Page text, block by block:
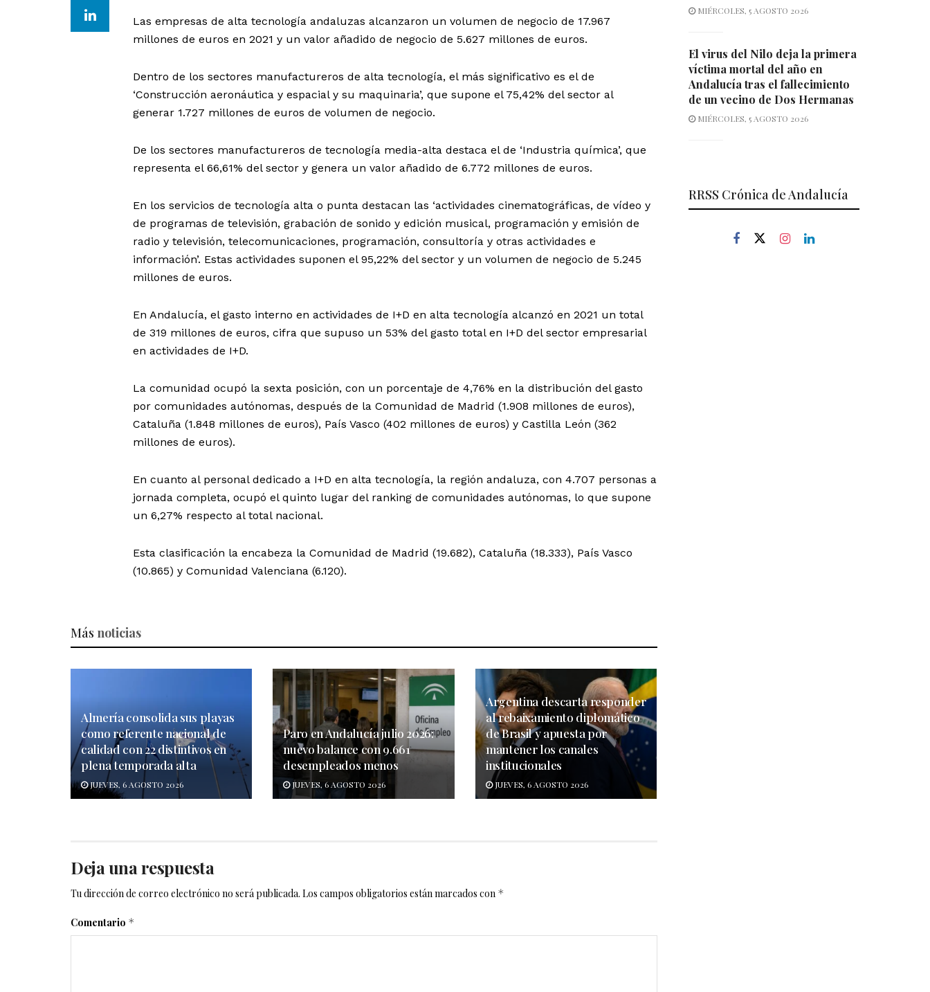
Las empresas de alta tecnología andaluzas alcanzaron un volumen de negocio de 17.967
millones de euros en 2021 y un valor añadido de negocio de 5.627 millones de euros.
Dentro de los sectores manufactureros de alta tecnología, el más significativo es el de
‘Construcción aeronáutica y espacial y su maquinaria’, que supone el 75,42% del sector al
generar 1.727 millones de euros de volumen de negocio.
De los sectores manufactureros de tecnología media-alta destaca el de ‘Industria química’, que
representa el 66,61% del sector y genera un valor añadido de 6.772 millones de euros.
En los servicios de tecnología alta o punta destacan las ‘actividades cinematográficas, de vídeo y
de programas de televisión, grabación de sonido y edición musical, programación y emisión de
radio y televisión, telecomunicaciones, programación, consultoría y otras actividades e
información’. Estas actividades suponen el 95,22% del sector y un volumen de negocio de 5.245
millones de euros.
En Andalucía, el gasto interno en actividades de I+D en alta tecnología alcanzó en 2021 un total
de 319 millones de euros, cifra que supuso un 53% del gasto total en I+D del sector empresarial
en actividades de I+D.
La comunidad ocupó la sexta posición, con un porcentaje de 4,76% en la distribución del gasto
por comunidades autónomas, después de la Comunidad de Madrid (1.908 millones de euros),
Cataluña (1.848 millones de euros), País Vasco (402 millones de euros) y Castilla León (362
millones de euros).
En cuanto al personal dedicado a I+D en alta tecnología, la región andaluza, con 4.707 personas a
jornada completa, ocupó el quinto lugar del ranking de comunidades autónomas, lo que supone
un 6,27% respecto al total nacional.
Esta clasificación la encabeza la Comunidad de Madrid (19.682), Cataluña (18.333), País Vasco
(10.865) y Comunidad Valenciana (6.120).
Más noticias
Almería consolida sus playas
como referente nacional de
calidad con 22 distintivos en
plena temporada alta
JUEVES, 6 AGOSTO 2026
Paro en Andalucía julio 2026:
nuevo balance con 9.661
desempleados menos
JUEVES, 6 AGOSTO 2026
Argentina descarta responder
al rebaixamiento diplomático
de Brasil y apuesta por
mantener los canales
institucionales
JUEVES, 6 AGOSTO 2026
Deja una respuesta
Tu dirección de correo electrónico no será publicada. Los campos obligatorios están marcados con *
Comentario *
MIÉRCOLES, 5 AGOSTO 2026
El virus del Nilo deja la primera
víctima mortal del año en
Andalucía tras el fallecimiento
de un vecino de Dos Hermanas
MIÉRCOLES, 5 AGOSTO 2026
RRSS Crónica de Andalucía